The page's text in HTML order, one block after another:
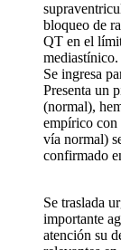
bloqueo de
QT en el
mediastínico.
Se ingresa
Presenta un
(normal),
empírico con
vía normal)
confirmado
Se traslada
importante
atención su